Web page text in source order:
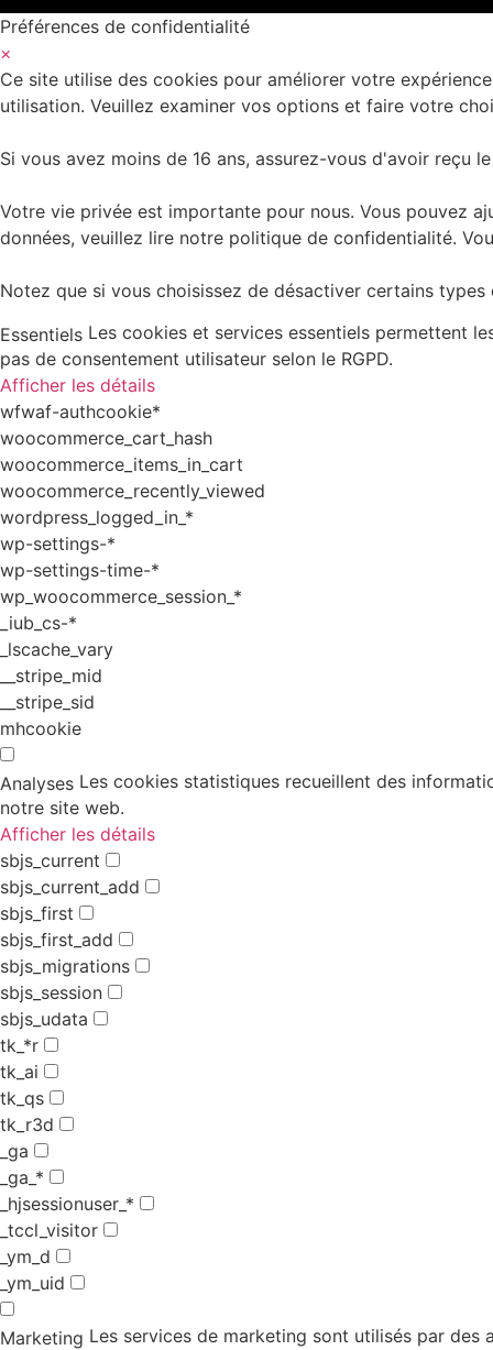
Préférences de confidentialité
×
Ce site utilise des cookies pour améliorer votre
utilisation. Veuillez examiner vos options et faire votre
Si vous avez moins de 16 ans, assurez-vous d'avoir reçu
Votre vie privée est importante pour nous. Vous pouvez
données, veuillez lire notre politique de confidentialité.
Notez que si vous choisissez de désactiver certains
Essentiels Les cookies et services essentiels permettent
pas de consentement utilisateur selon le RGPD.
Afficher les détails
wfwaf-authcookie*
woocommerce_cart_hash
woocommerce_items_in_cart
woocommerce_recently_viewed
wordpress_logged_in_*
wp-settings-*
wp-settings-time-*
wp_woocommerce_session_*
_iub_cs-*
_lscache_vary
__stripe_mid
__stripe_sid
mhcookie
Analyses Les cookies statistiques recueillent des
notre site web.
Afficher les détails
sbjs_current
sbjs_current_add
sbjs_first
sbjs_first_add
sbjs_migrations
sbjs_session
sbjs_udata
tk_*r
tk_ai
tk_qs
tk_r3d
_ga
_ga_*
_hjsessionuser_*
_tccl_visitor
_ym_d
_ym_uid
Marketing Les services de marketing sont utilisés par